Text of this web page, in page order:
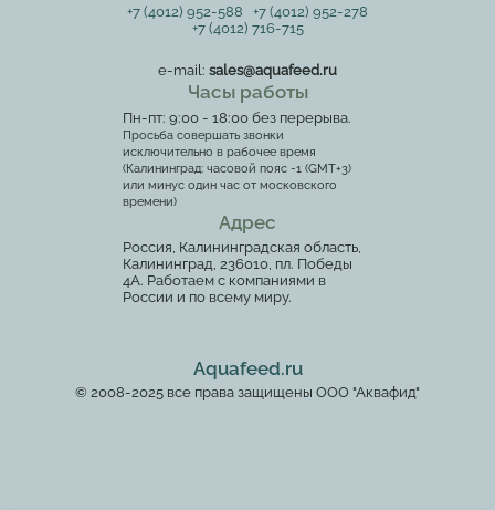
+7 (4012) 952-588
+7 (4012) 952-278
+7 (4012) 716-715
e-mail: sales@aquafeed.ru
Часы работы
Пн-пт: 9:00 - 18:00 без перерыва.
Просьба совершать звонки
исключительно в рабочее время
(Калининград: часовой пояс -1 (GMT+3)
или минус один час от московского
времени)
Адрес
Россия, Калининградская область,
Калининград, 236010, пл. Победы
4А. Работаем с компаниями в
России и по всему миру.
Aquafeed.ru
© 2008-2025 все права защищены ООО "Аквафид"